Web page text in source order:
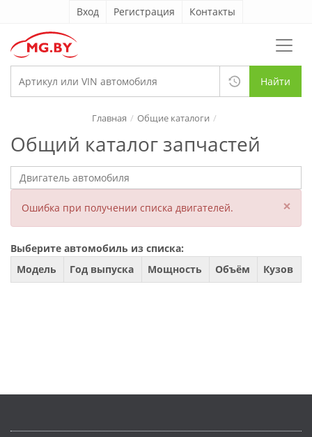
Вход Регистрация Контакты
Найти
Общий каталог запчастей
Главная Общие каталоги
Ошибка при получении списка двигателей. ×
Выберите автомобиль из списка:
Модель
Год выпуска Мощность Объём Кузов